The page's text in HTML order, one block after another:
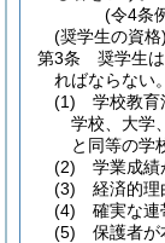
(令4条
(奨学生の資格)
第3条
奨学生は
ればならない。
(1)
学校教育
学校、大学
と同等の学
(2)
学業成績
(3)
経済的理
(4)
確実な連
(5)
保護者が